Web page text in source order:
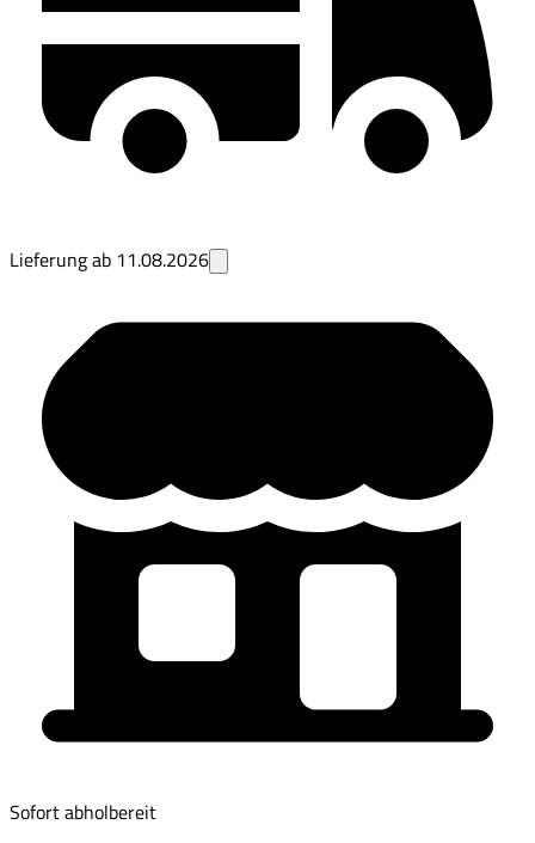
Lieferung ab 11.08.2026
Sofort abholbereit